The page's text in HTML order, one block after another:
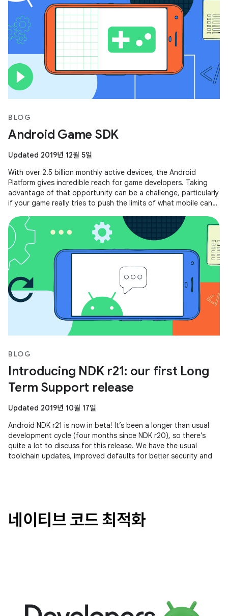
BLOG
Android Game SDK
Updated 2019년 12월 5일
With over 2.5 billion monthly active devices, the Android
Platform gives incredible reach for game developers. Taking
advantage of that opportunity can be a challenge, particularly
if your game really tries to push the limits of what mobile can
BLOG
Introducing NDK r21: our first Long
Term Support release
Updated 2019년 10월 17일
Android NDK r21 is now in beta! It’s been a longer than usual
development cycle (four months since NDK r20), so there’s
quite a lot to discuss for this release. We have the usual
toolchain updates, improved defaults for better security and
네이티브 코드 최적화